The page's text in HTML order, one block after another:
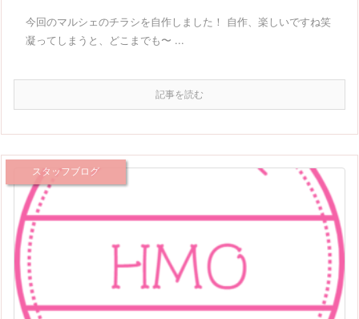
今回のマルシェのチラシを自作しました！ 自作、楽しいですね笑
凝ってしまうと、どこまでも〜 ...
記事を読む
スタッフブログ